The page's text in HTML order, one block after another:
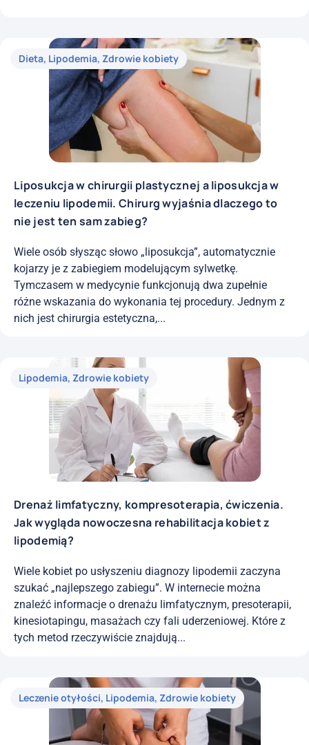
Dieta, Lipodemia, Zdrowie kobiety
Liposukcja w chirurgii plastycznej a liposukcja w
leczeniu lipodemii. Chirurg wyjaśnia dlaczego to
nie jest ten sam zabieg?
Wiele osób słysząc słowo „liposukcja”, automatycznie
kojarzy je z zabiegiem modelującym sylwetkę.
Tymczasem w medycynie funkcjonują dwa zupełnie
różne wskazania do wykonania tej procedury. Jednym z
nich jest chirurgia estetyczna,...
Lipodemia, Zdrowie kobiety
Drenaż limfatyczny, kompresoterapia, ćwiczenia.
Jak wygląda nowoczesna rehabilitacja kobiet z
lipodemią?
Wiele kobiet po usłyszeniu diagnozy lipodemii zaczyna
szukać „najlepszego zabiegu”. W internecie można
znaleźć informacje o drenażu limfatycznym, presoterapii,
kinesiotapingu, masażach czy fali uderzeniowej. Które z
tych metod rzeczywiście znajdują...
Leczenie otyłości, Lipodemia, Zdrowie kobiety